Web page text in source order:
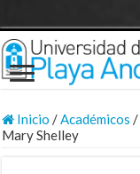
Inicio /Académicos /
Mary Shelley